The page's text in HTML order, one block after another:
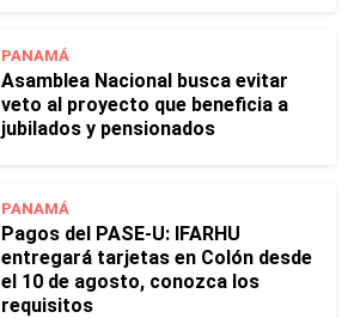
PANAMÁ
Asamblea Nacional busca evitar
veto al proyecto que beneficia a
jubilados y pensionados
PANAMÁ
Pagos del PASE-U: IFARHU
entregará tarjetas en Colón desde
el 10 de agosto, conozca los
requisitos